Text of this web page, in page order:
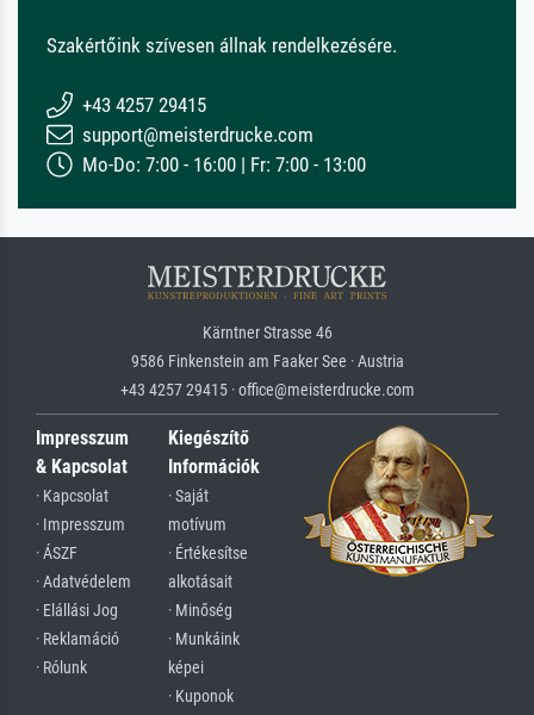
Szakértőink szívesen állnak rendelkezésére.
+43 4257 29415
support@meisterdrucke.com
Mo-Do: 7:00 - 16:00 | Fr: 7:00 - 13:00
Kärntner Strasse 46
9586 Finkenstein am Faaker See · Austria
+43 4257 29415 · office@meisterdrucke.com
Impresszum
& Kapcsolat
· Kapcsolat
· Impresszum
· ÁSZF
· Adatvédelem
· Elállási Jog
· Reklamáció
· Rólunk
Kiegészítő
Információk
· Saját
motívum
· Értékesítse
alkotásait
· Minőség
· Munkáink
képei
· Kuponok